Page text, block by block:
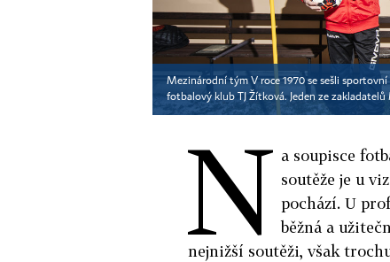
Mezinárodní tým V roce 1970 se sešli
fotbalový klub TJ Žítková. Jeden ze
N a soupisce
soutěže je u
pochází. U
běžná a
nejnižší soutěži, však